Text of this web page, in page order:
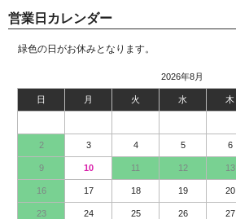
営業日カレンダー
緑色の日がお休みとなります。
2026年8月
日 月 火 水 木
2 3 4 5 6
9 10 11 12 13
16 17 18 19 20
23 24 25 26 27